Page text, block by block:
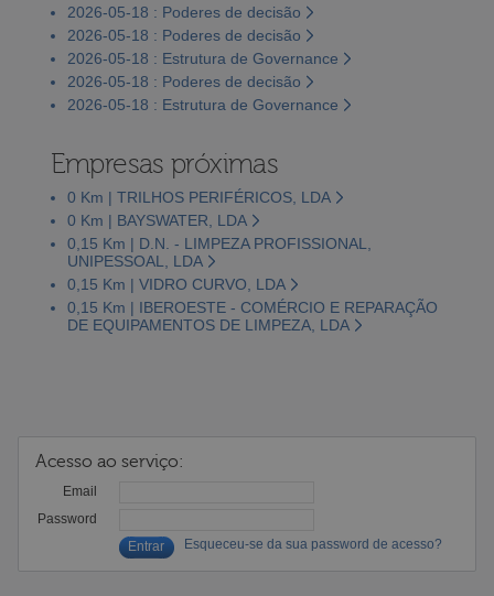
2026-05-18 : Poderes de decisão
2026-05-18 : Poderes de decisão
2026-05-18 : Estrutura de Governance
2026-05-18 : Poderes de decisão
2026-05-18 : Estrutura de Governance
Empresas próximas
0 Km | TRILHOS PERIFÉRICOS, LDA
0 Km | BAYSWATER, LDA
0,15 Km | D.N. - LIMPEZA PROFISSIONAL,
UNIPESSOAL, LDA
0,15 Km | VIDRO CURVO, LDA
0,15 Km | IBEROESTE - COMÉRCIO E REPARAÇÃO
DE EQUIPAMENTOS DE LIMPEZA, LDA
Acesso ao serviço:
Email
Password
Esqueceu-se da sua password de acesso?